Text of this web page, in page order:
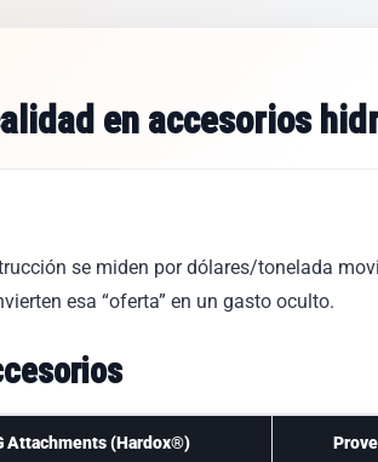
en accesorios
se miden por dólares/tonelada
esa “oferta” en un gasto oculto.
Attachments (Hardox®)